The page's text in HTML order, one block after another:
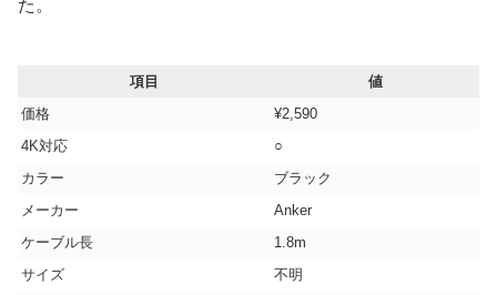
た。
項目
値
価格
¥2,590
4K対応
○
カラー
‎ブラック
メーカー
Anker
ケーブル長
1.8m
サイズ
不明